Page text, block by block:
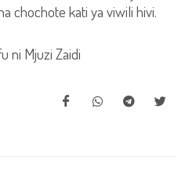
chochote kati ya viwili hivi.
ni Mjuzi Zaidi